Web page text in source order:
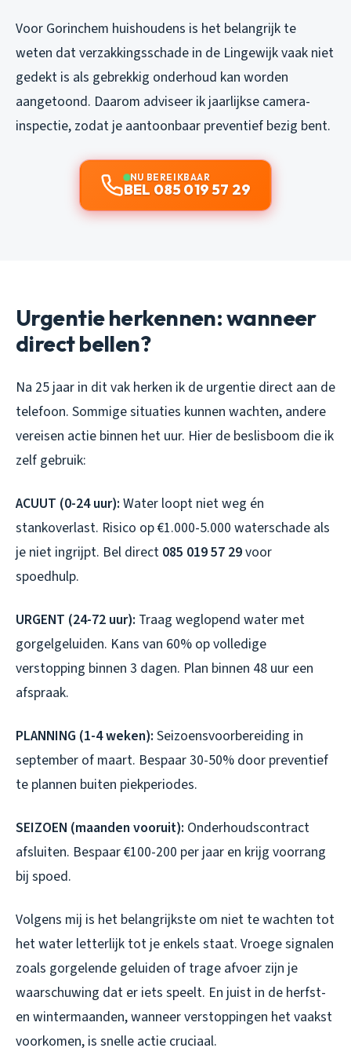
Voor Gorinchem huishoudens is het belangrijk te
weten dat verzakkingsschade in de Lingewijk vaak niet
gedekt is als gebrekkig onderhoud kan worden
aangetoond. Daarom adviseer ik jaarlijkse camera-
inspectie, zodat je aantoonbaar preventief bezig bent.
NU BEREIKBAAR
BEL 085 019 57 29
Urgentie herkennen: wanneer
direct bellen?
Na 25 jaar in dit vak herken ik de urgentie direct aan de
telefoon. Sommige situaties kunnen wachten, andere
vereisen actie binnen het uur. Hier de beslisboom die ik
zelf gebruik:
ACUUT (0-24 uur): Water loopt niet weg én
stankoverlast. Risico op €1.000-5.000 waterschade als
je niet ingrijpt. Bel direct 085 019 57 29voor
spoedhulp.
URGENT (24-72 uur): Traag weglopend water met
gorgelgeluiden. Kans van 60% op volledige
verstopping binnen 3 dagen. Plan binnen 48 uur een
afspraak.
PLANNING (1-4 weken): Seizoensvoorbereiding in
september of maart. Bespaar 30-50% door preventief
te plannen buiten piekperiodes.
SEIZOEN (maanden vooruit): Onderhoudscontract
afsluiten. Bespaar €100-200 per jaar en krijg voorrang
bij spoed.
Volgens mij is het belangrijkste om niet te wachten tot
het water letterlijk tot je enkels staat. Vroege signalen
zoals gorgelende geluiden of trage afvoer zijn je
waarschuwing dat er iets speelt. En juist in de herfst-
en wintermaanden, wanneer verstoppingen het vaakst
voorkomen, is snelle actie cruciaal.